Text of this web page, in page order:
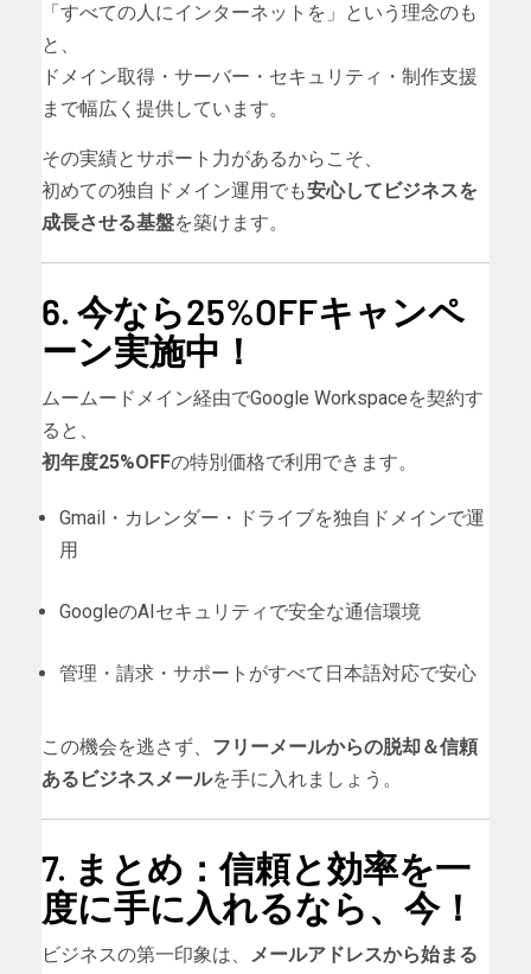
「すべての人にインターネットを」という理念のも
と、
ドメイン取得・サーバー・セキュリティ・制作支援
まで幅広く提供しています。
その実績とサポート力があるからこそ、
初めての独自ドメイン運用でも安心してビジネスを
成長させる基盤を築けます。
6. 今なら25%OFFキャンペ
ーン実施中！
ムームードメイン経由でGoogle Workspaceを契約す
ると、
初年度25%OFFの特別価格で利用できます。
Gmail・カレンダー・ドライブを独自ドメインで運
用
GoogleのAIセキュリティで安全な通信環境
管理・請求・サポートがすべて日本語対応で安心
この機会を逃さず、 フリーメールからの脱却＆信頼
あるビジネスメールを手に入れましょう。
7. まとめ：信頼と効率を一
度に手に入れるなら、今！
ビジネスの第一印象は、 メールアドレスから始まる